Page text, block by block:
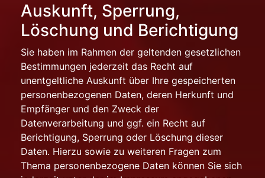
Auskunft, Sperrung,
Löschung und Berichtigung
Sie haben im Rahmen der geltenden gesetzlichen
Bestimmungen jederzeit das Recht auf
unentgeltliche Auskunft über Ihre gespeicherten
personenbezogenen Daten, deren Herkunft und
Empfänger und den Zweck der
Datenverarbeitung und ggf. ein Recht auf
Berichtigung, Sperrung oder Löschung dieser
Daten. Hierzu sowie zu weiteren Fragen zum
Thema personenbezogene Daten können Sie sich